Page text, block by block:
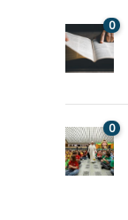
0
0